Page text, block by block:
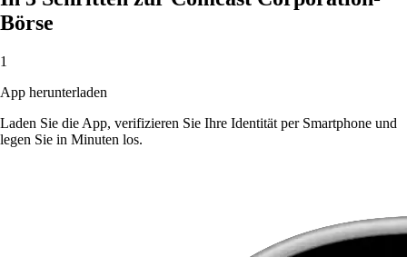
Börse
1
App herunterladen
Laden Sie die App, verifizieren Sie Ihre Identität per Smartphone und
legen Sie in Minuten los.